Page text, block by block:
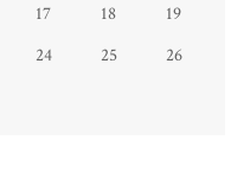
17 18
19
24 25
26